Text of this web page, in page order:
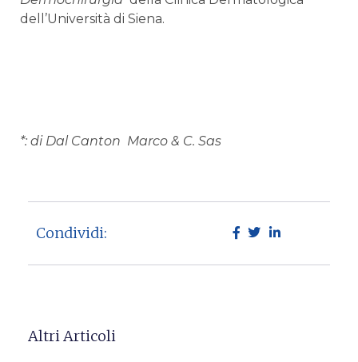
dell’Università di Siena.
*: di Dal Canton Marco & C. Sas
Condividi:
Altri Articoli